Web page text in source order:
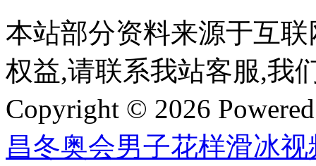
本站部分资料来源于互
权益,请联系我站客服,我
Copyright © 2026
昌冬奥会男子花样滑冰视